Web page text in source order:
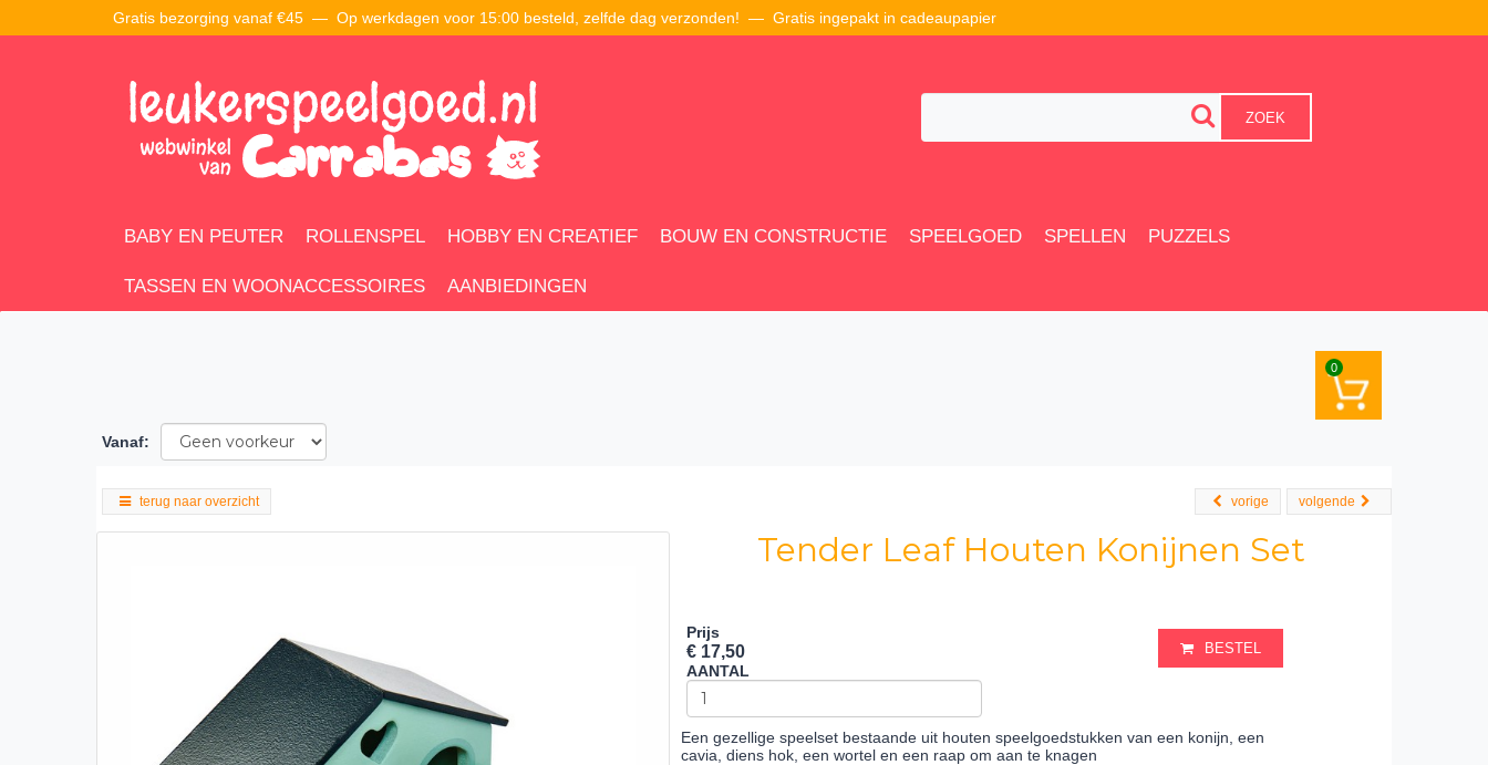
Gratis bezorging vanaf €45 — Op werkdagen voor 15:00 besteld, zelfde dag verzonden! — Gratis ingepakt in cadeaupapier
ZOEK
BABY EN PEUTER ROLLENSPEL HOBBY EN CREATIEF BOUW EN CONSTRUCTIE SPEELGOED SPELLEN PUZZELS
TASSEN EN WOONACCESSOIRES AANBIEDINGEN
0
Vanaf:
terug naar overzicht volgende
vorige
Tender Leaf Houten Konijnen Set
Prijs
€ 17,50
AANTAL
BESTEL
Een gezellige speelset bestaande uit houten speelgoedstukken van een konijn, een
cavia, diens hok, een wortel en een raap om aan te knagen